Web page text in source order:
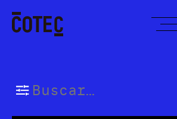
content